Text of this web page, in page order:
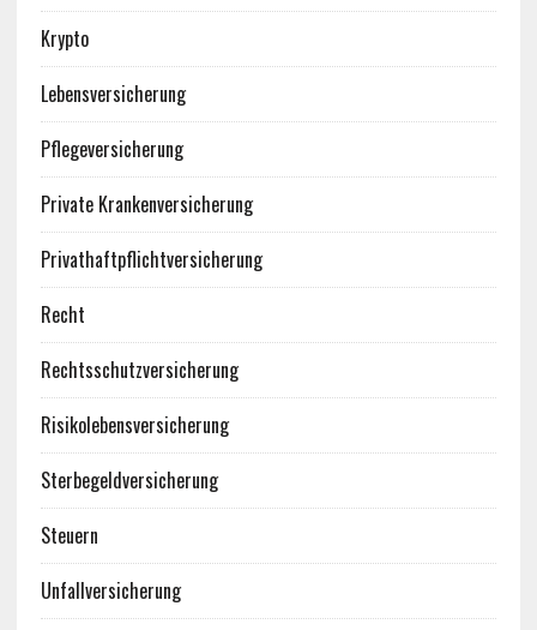
Krypto
Lebensversicherung
Pflegeversicherung
Private Krankenversicherung
Privathaftpflichtversicherung
Recht
Rechtsschutzversicherung
Risikolebensversicherung
Sterbegeldversicherung
Steuern
Unfallversicherung